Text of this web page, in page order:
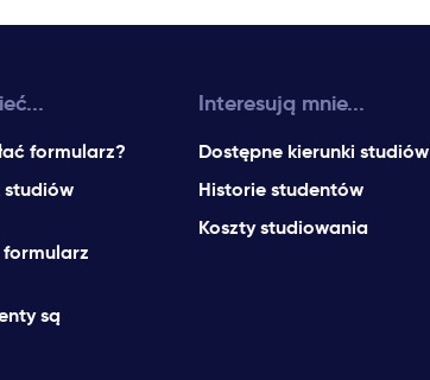
formularz?
studiów
formularz
są
Interesują mnie...
Dostępne kierunki studiów
Historie studentów
Koszty studiowania